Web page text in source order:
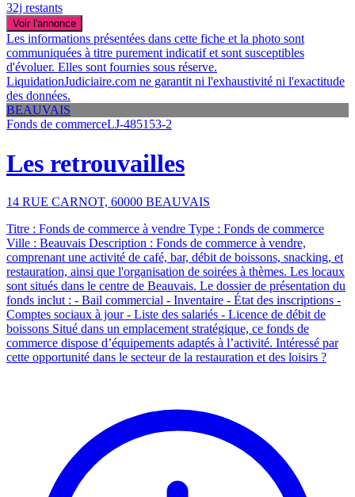
32j restants
Voir l'annonce
Les informations présentées dans cette fiche et la photo sont
communiquées à titre purement indicatif et sont susceptibles
d'évoluer. Elles sont fournies sous réserve.
LiquidationJudiciaire.com ne garantit ni l'exhaustivité ni l'exactitude
des données.
BEAUVAIS
Fonds de commerceLJ-485153-2
Les retrouvailles
14 RUE CARNOT, 60000 BEAUVAIS
Titre : Fonds de commerce à vendre Type : Fonds de commerce
Ville : Beauvais Description : Fonds de commerce à vendre,
comprenant une activité de café, bar, débit de boissons, snacking, et
restauration, ainsi que l'organisation de soirées à thèmes. Les locaux
sont situés dans le centre de Beauvais. Le dossier de présentation du
fonds inclut : - Bail commercial - Inventaire - État des inscriptions -
Comptes sociaux à jour - Liste des salariés - Licence de débit de
boissons Situé dans un emplacement stratégique, ce fonds de
commerce dispose d’équipements adaptés à l’activité. Intéressé par
cette opportunité dans le secteur de la restauration et des loisirs ?